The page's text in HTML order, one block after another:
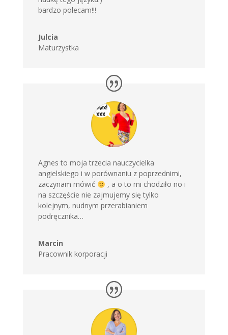
bardzo polecam!!!
Julcia
Maturzystka
Agnes to moja trzecia nauczycielka
angielskiego i w porównaniu z poprzednimi,
zaczynam mówić
, a o to mi chodziło no i
na szczęście nie zajmujemy się tylko
kolejnym, nudnym przerabianiem
podręcznika…
Marcin
Pracownik korporacji